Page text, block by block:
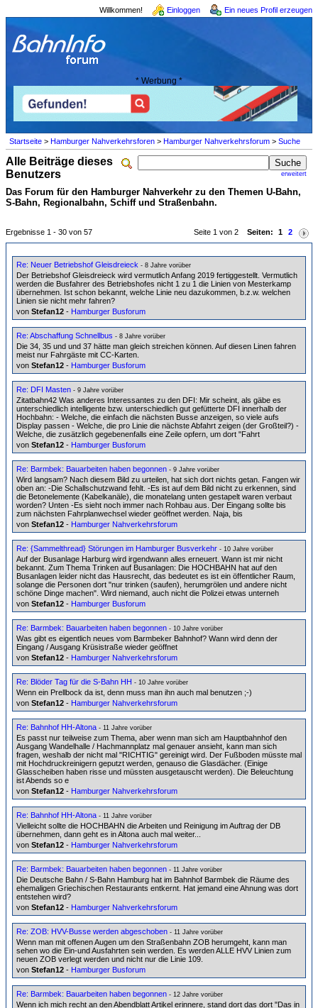
Willkommen! Einloggen Ein neues Profil erzeugen
* Werbung *
Startseite > Hamburger Nahverkehrsforen > Hamburger Nahverkehrsforum > Suche
erweitert
Alle Beiträge dieses
Benutzers
Das Forum für den Hamburger Nahverkehr zu den Themen U-Bahn,
S-Bahn, Regionalbahn, Schiff und Straßenbahn.
Seite 1 von 2 Seiten: 1 2
Ergebnisse 1 - 30 von 57
Re: Neuer Betriebshof Gleisdreieck - 8 Jahre vorüber
Der Betriebshof Gleisdreieck wird vermutlich Anfang 2019 fertiggestellt. Vermutlich
werden die Busfahrer des Betriebshofes nicht 1 zu 1 die Linien von Mesterkamp
übernehmen. Ist schon bekannt, welche Linie neu dazukommen, b.z.w. welchen
Linien sie nicht mehr fahren?
von Stefan12 - Hamburger Busforum
Re: Abschaffung Schnellbus - 8 Jahre vorüber
Die 34, 35 und und 37 hätte man gleich streichen können. Auf diesen Linen fahren
meist nur Fahrgäste mit CC-Karten.
von Stefan12 - Hamburger Busforum
Re: DFI Masten - 9 Jahre vorüber
Zitatbahn42 Was anderes Interessantes zu den DFI: Mir scheint, als gäbe es
unterschiedlich intelligente bzw. unterschiedlich gut gefütterte DFI innerhalb der
Hochbahn: - Welche, die einfach die nächsten Busse anzeigen, so viele aufs
Display passen - Welche, die pro Linie die nächste Abfahrt zeigen (der Großteil?) -
Welche, die zusätzlich gegebenenfalls eine Zeile opfern, um dort "Fahrt
von Stefan12 - Hamburger Busforum
Re: Barmbek: Bauarbeiten haben begonnen - 9 Jahre vorüber
Wird langsam? Nach diesem Bild zu urteilen, hat sich dort nichts getan. Fangen wir
oben an: -Die Schallschutzwand fehlt. -Es ist auf dem Bild nicht zu erkennen, sind
die Betonelemente (Kabelkanäle), die monatelang unten gestapelt waren verbaut
worden? Unten -Es sieht noch immer nach Rohbau aus. Der Eingang sollte bis
zum nächsten Fahrplanwechsel wieder geöffnet werden. Naja, bis
von Stefan12 - Hamburger Nahverkehrsforum
Re: {Sammelthread} Störungen im Hamburger Busverkehr - 10 Jahre vorüber
Auf der Busanlage Harburg wird irgendwann alles erneuert. Wann ist mir nicht
bekannt. Zum Thema Trinken auf Busanlagen: Die HOCHBAHN hat auf den
Busanlagen leider nicht das Hausrecht, das bedeutet es ist ein öffentlicher Raum,
solange die Personen dort "nur trinken (saufen), herumgrölen und andere nicht
schöne Dinge machen". Wird niemand, auch nicht die Polizei etwas unterneh
von Stefan12 - Hamburger Busforum
Re: Barmbek: Bauarbeiten haben begonnen - 10 Jahre vorüber
Was gibt es eigentlich neues vom Barmbeker Bahnhof? Wann wird denn der
Eingang / Ausgang Krüsistraße wieder geöffnet
von Stefan12 - Hamburger Nahverkehrsforum
Re: Blöder Tag für die S-Bahn HH - 10 Jahre vorüber
Wenn ein Prellbock da ist, denn muss man ihn auch mal benutzen ;-)
von Stefan12 - Hamburger Nahverkehrsforum
Re: Bahnhof HH-Altona - 11 Jahre vorüber
Es passt nur teilweise zum Thema, aber wenn man sich am Hauptbahnhof den
Ausgang Wandelhalle / Hachmannplatz mal genauer ansieht, kann man sich
fragen, weshalb der nicht mal "RICHTIG" gereinigt wird. Der Fußboden müsste mal
mit Hochdruckreinigern geputzt werden, genauso die Glasdächer. (Einige
Glasscheiben haben risse und müssten ausgetauscht werden). Die Beleuchtung
ist Abends so e
von Stefan12 - Hamburger Nahverkehrsforum
Re: Bahnhof HH-Altona - 11 Jahre vorüber
Vielleicht sollte die HOCHBAHN die Arbeiten und Reinigung im Auftrag der DB
übernehmen, dann geht es in Altona auch mal weiter...
von Stefan12 - Hamburger Nahverkehrsforum
Re: Barmbek: Bauarbeiten haben begonnen - 11 Jahre vorüber
Die Deutsche Bahn / S-Bahn Hamburg hat im Bahnhof Barmbek die Räume des
ehemaligen Griechischen Restaurants entkernt. Hat jemand eine Ahnung was dort
entstehen wird?
von Stefan12 - Hamburger Nahverkehrsforum
Re: ZOB: HVV-Busse werden abgeschoben - 11 Jahre vorüber
Wenn man mit offenen Augen um den Straßenbahn ZOB herumgeht, kann man
sehen wo die Ein-und Ausfahrten sein werden. Es werden ALLE HVV Linien zum
neuen ZOB verlegt werden und nicht nur die Linie 109.
von Stefan12 - Hamburger Busforum
Re: Barmbek: Bauarbeiten haben begonnen - 12 Jahre vorüber
Wenn ich mich recht an den Abendblatt Artikel erinnere, stand dort das dort "Das in